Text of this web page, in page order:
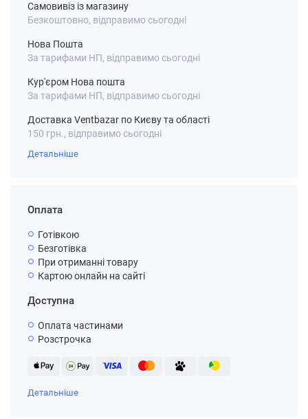
Самовивіз із магазину
Безкоштовно, відправимо сьогодні
Нова Пошта
За тарифами НП, відправимо сьогодні
Кур'єром Нова пошта
За тарифами НП, відправимо сьогодні
Доставка Ventbazar по Києву та області
150 грн., відправимо сьогодні
Детальніше
Оплата
Готівкою
Безготівка
При отриманні товару
Картою онлайн на сайті
Доступна
Оплата частинами
Розстрочка
Детальніше